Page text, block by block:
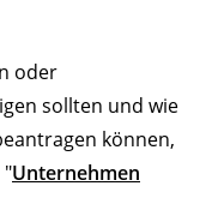
oder
sollten und wie
können,
"Unternehmen